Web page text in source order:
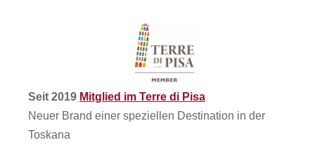
Seit 2019 Mitglied im Terre di Pisa
Neuer Brand einer speziellen Destination in der
Toskana